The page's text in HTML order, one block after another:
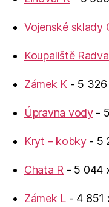
Vojenské sklady
Koupaliště
Zámek K - 5 326
Úpravna vody-
Kryt – kobky- 5
Chata R - 5 044
Zámek L - 4 851